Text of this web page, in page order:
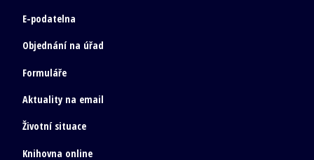
E-podatelna
Objednání na úřad
Formuláře
Aktuality na email
Životní situace
Knihovna online